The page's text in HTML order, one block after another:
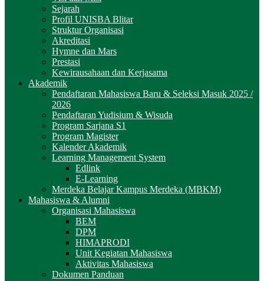
Sejarah
Profil UNISBA Blitar
Struktur Organisasi
Akreditasi
Hymne dan Mars
Prestasi
Kewirausahaan dan Kerjasama
Akademik
Pendaftaran Mahasiswa Baru & Seleksi Masuk 2025 /
2026
Pendaftaran Yudisium & Wisuda
Program Sarjana S1
Program Magister
Kalender Akademik
Learning Management System
Edlink
E-Learning
Merdeka Belajar Kampus Merdeka (MBKM)
Mahasiswa & Alumni
Organisasi Mahasiswa
BEM
DPM
HIMAPRODI
Unit Kegiatan Mahasiswa
Aktivitas Mahasiswa
Dokumen Panduan